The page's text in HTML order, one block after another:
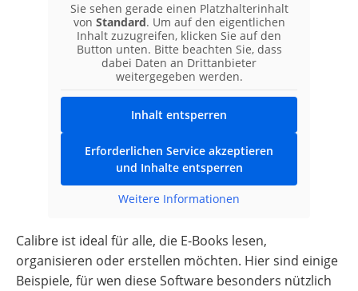
Sie sehen gerade einen Platzhalterinhalt
von Standard. Um auf den eigentlichen
Inhalt zuzugreifen, klicken Sie auf den
Button unten. Bitte beachten Sie, dass
dabei Daten an Drittanbieter
weitergegeben werden.
Inhalt entsperren
Erforderlichen Service akzeptieren
und Inhalte entsperren
Weitere Informationen
Calibre ist ideal für alle, die E-Books lesen,
organisieren oder erstellen möchten. Hier sind einige
Beispiele, für wen diese Software besonders nützlich